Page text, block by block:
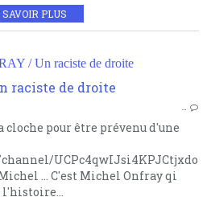
SAVOIR PLUS
/ Un raciste de droite
…
cloche pour être prévenu d'une
UCPc4qwIJsi4KPJCtjxdo
... C'est Michel Onfray qi